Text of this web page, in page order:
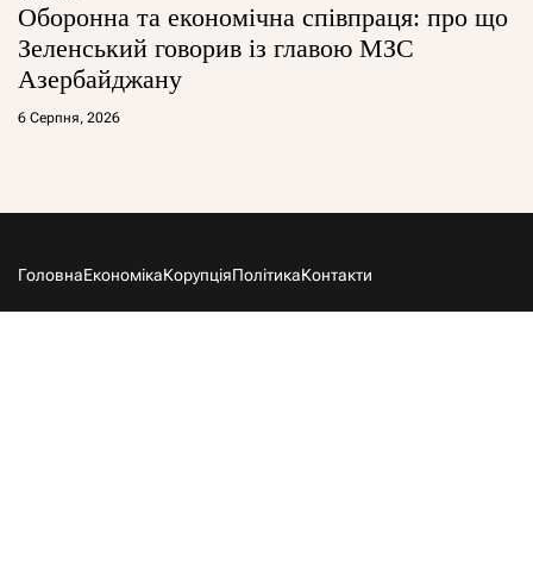
Оборонна та економічна співпраця: про що
Зеленський говорив із главою МЗС
Азербайджану
6 Серпня, 2026
ГоловнаЕкономікаКорупціяПолітикаКонтакти